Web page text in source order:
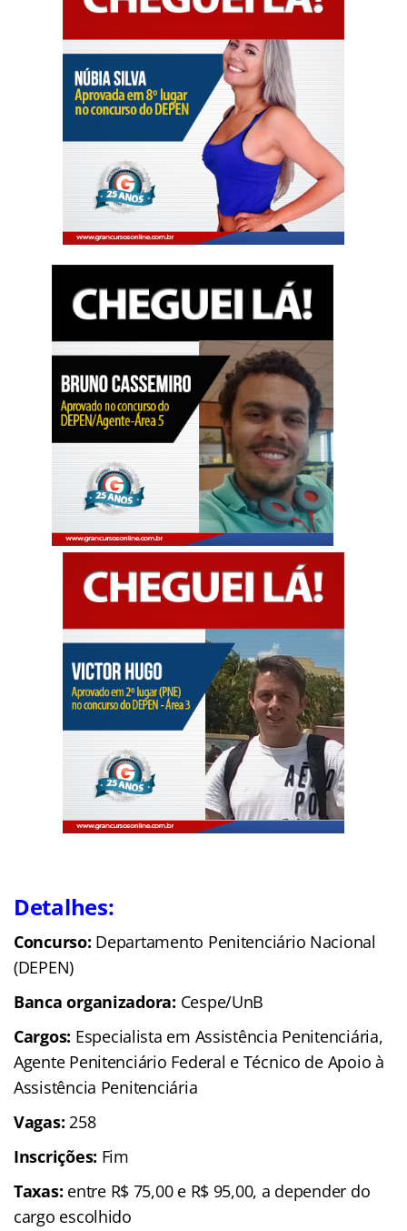
Detalhes:
Concurso: Departamento Penitenciário Nacional
(DEPEN)
Banca organizadora: Cespe/UnB
Cargos: Especialista em Assistência Penitenciária,
Agente Penitenciário Federal e Técnico de Apoio à
Assistência Penitenciária
Vagas: 258
Inscrições: Fim
Taxas: entre R$ 75,00 e R$ 95,00, a depender do
cargo escolhido